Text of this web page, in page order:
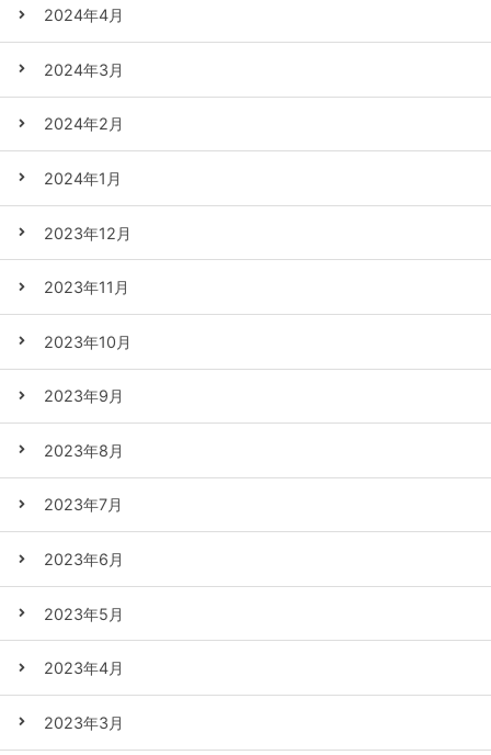
2024年4月
2024年3月
2024年2月
2024年1月
2023年12月
2023年11月
2023年10月
2023年9月
2023年8月
2023年7月
2023年6月
2023年5月
2023年4月
2023年3月